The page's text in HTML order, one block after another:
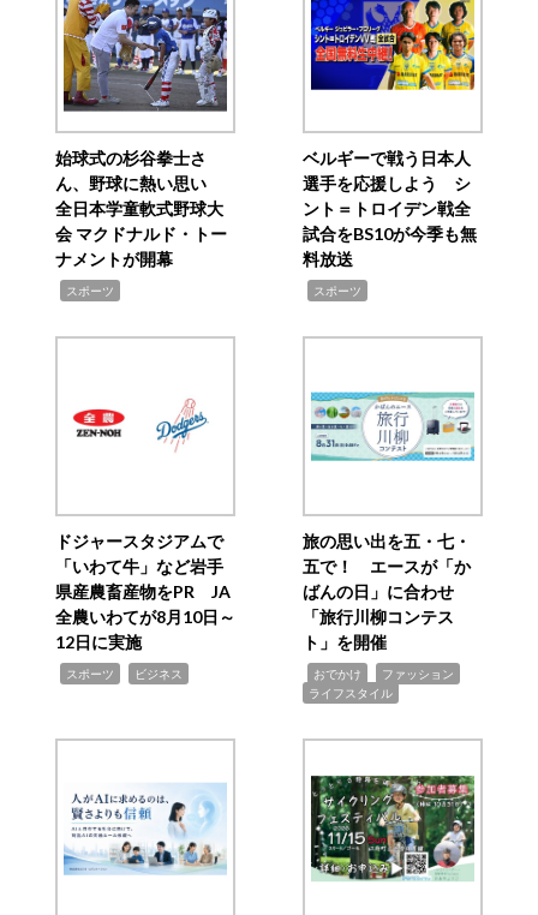
始球式の杉谷拳士さ
ん、野球に熱い思い
全日本学童軟式野球大
会 マクドナルド・トー
ナメントが開幕
スポーツ
ベルギーで戦う日本人
選手を応援しよう シ
ント＝トロイデン戦全
試合をBS10が今季も無
料放送
スポーツ
ドジャースタジアムで
「いわて牛」など岩手
県産農畜産物をPR JA
全農いわてが8月10日～
12日に実施
スポーツ ビジネス
旅の思い出を五・七・
五で！ エースが「か
ばんの日」に合わせ
「旅行川柳コンテス
ト」を開催
おでかけ ファッション
ライフスタイル